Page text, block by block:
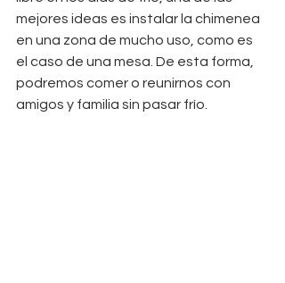
mejores ideas es instalar la chimenea
en una zona de mucho uso, como es
el caso de una mesa. De esta forma,
podremos comer o reunirnos con
amigos y familia sin pasar frío.